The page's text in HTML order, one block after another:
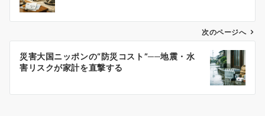
ビ
ン
次のページへ
災害大国ニッポンの“防災コスト”──地震・水
害リスクが家計を直撃する